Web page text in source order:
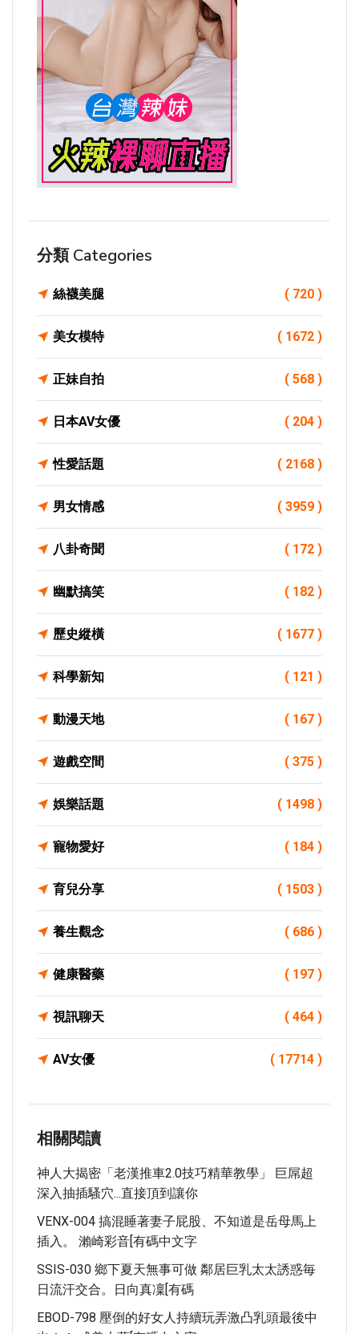
分類 Categories
絲襪美腿 ( 720 )
美女模特 ( 1672 )
正妹自拍 ( 568 )
日本AV女優 ( 204 )
性愛話題 ( 2168 )
男女情感 ( 3959 )
八卦奇聞 ( 172 )
幽默搞笑 ( 182 )
歷史縱橫 ( 1677 )
科學新知 ( 121 )
動漫天地 ( 167 )
遊戲空間 ( 375 )
娛樂話題 ( 1498 )
寵物愛好 ( 184 )
育兒分享 ( 1503 )
養生觀念 ( 686 )
健康醫藥 ( 197 )
視訊聊天 ( 464 )
AV女優 ( 17714 )
相關閱讀
神人大揭密「老漢推車2.0技巧精華教學」 巨屌超
深入抽插騷穴...直接頂到讓你
VENX-004 搞混睡著妻子屁股、不知道是岳母馬上
插入。 瀨崎彩音[有碼中文字
SSIS-030 鄉下夏天無事可做 鄰居巨乳太太誘惑毎
日流汗交合。日向真凜[有碼
EBOD-798 壓倒的好女人持續玩弄激凸乳頭最後中